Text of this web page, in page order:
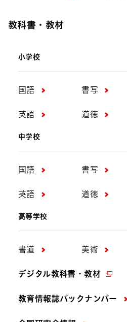
教科書・教材
小学校
国語 書写
英語 道徳
中学校
国語 書写
英語 道徳
高等学校
書道 美術
デジタル教科書・教材
教育情報誌バックナンバー